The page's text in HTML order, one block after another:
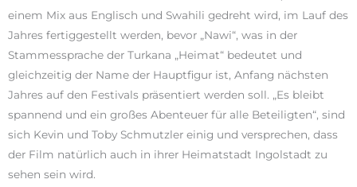
einem Mix aus Englisch und Swahili gedreht wird, im Lauf des
Jahres fertiggestellt werden, bevor „Nawi“, was in der
Stammessprache der Turkana „Heimat“ bedeutet und
gleichzeitig der Name der Hauptfigur ist, Anfang nächsten
Jahres auf den Festivals präsentiert werden soll. „Es bleibt
spannend und ein großes Abenteuer für alle Beteiligten“, sind
sich Kevin und Toby Schmutzler einig und versprechen, dass
der Film natürlich auch in ihrer Heimatstadt Ingolstadt zu
sehen sein wird.